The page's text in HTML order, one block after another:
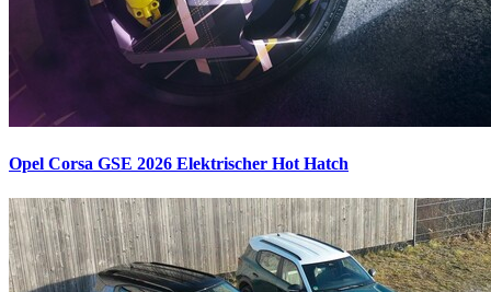
Opel Corsa GSE 2026 Elektrischer Hot Hatch